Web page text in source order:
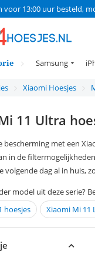
voor 13:00 uur besteld,
Samsung
Xiaomi Hoesjes
11 Ultra
bescherming met een
in de
volgende dag al in huis,
model uit deze serie?
hoesjes
Xiaomi Mi 11